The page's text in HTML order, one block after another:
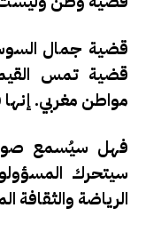
قضية جمال
قضية تمس
مواطن مغربي.
فهل سيُسمع
سيتحرك
الرياضة والثقافة